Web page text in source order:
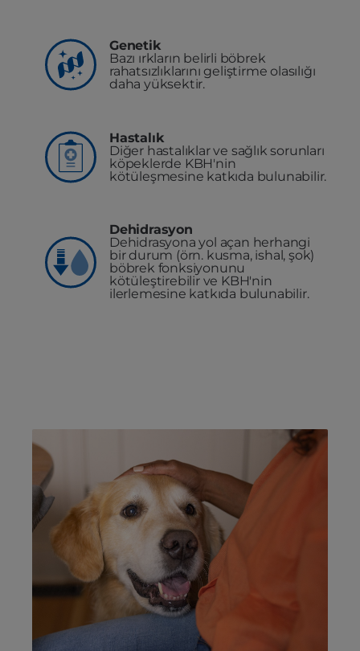
Genetik
Bazı ırkların belirli böbrek
rahatsızlıklarını geliştirme olasılığı
daha yüksektir.
Hastalık
Diğer hastalıklar ve sağlık sorunları
köpeklerde KBH'nin
kötüleşmesine katkıda bulunabilir.
Dehidrasyon
Dehidrasyona yol açan herhangi
bir durum (örn. kusma, ishal, şok)
böbrek fonksiyonunu
kötüleştirebilir ve KBH'nin
ilerlemesine katkıda bulunabilir.